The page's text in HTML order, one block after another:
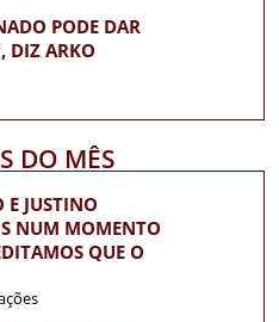
PODE DAR
DIZ ARKO
DO MÊS
JUSTINO
NUM MOMENTO
QUE O